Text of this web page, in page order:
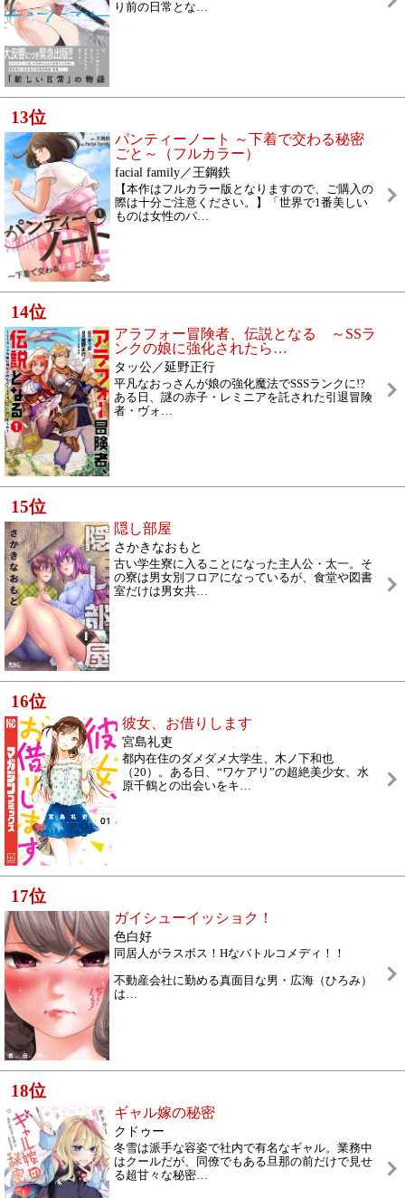
り前の日常とな…
13位
パンティーノート ～下着で交わる秘密
ごと～（フルカラー）
facial family／王鋼鉄
【本作はフルカラー版となりますので、ご購入の
際は十分ご注意ください。】「世界で1番美しい
ものは女性のパ…
14位
アラフォー冒険者、伝説となる ～SSラ
ンクの娘に強化されたら…
タッ公／延野正行
平凡なおっさんが娘の強化魔法でSSSランクに!?
ある日、謎の赤子・レミニアを託された引退冒険
者・ヴォ …
15位
隠し部屋
さかきなおもと
古い学生寮に入ることになった主人公・太一。そ
の寮は男女別フロアになっているが、食堂や図書
室だけは男女共…
16位
彼女、お借りします
宮島礼吏
都内在住のダメダメ大学生、木ノ下和也
（20）。ある日、“ワケアリ”の超絶美少女、水
原千鶴との出会いをキ…
17位
ガイシューイッショク！
色白好
同居人がラスボス！Hなバトルコメディ！！
不動産会社に勤める真面目な男・広海（ひろみ）
は…
18位
ギャル嫁の秘密
クドゥー
冬雪は派手な容姿で社内で有名なギャル。業務中
はクールだが、同僚でもある旦那の前だけで見せ
る超甘々な秘密…